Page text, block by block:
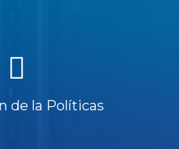
de la Políticas